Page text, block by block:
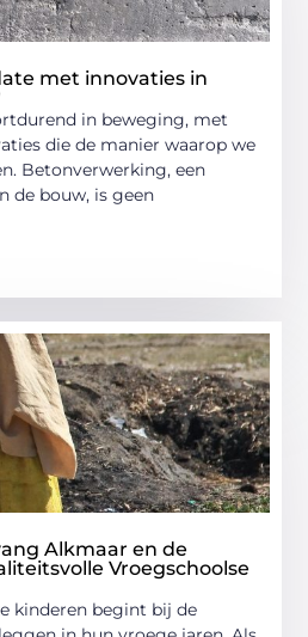
met innovaties in
in beweging, met
die de manier waarop we
Betonverwerking, een
de bouw, is geen
Alkmaar en de
Vroegschoolse
kinderen begint bij de